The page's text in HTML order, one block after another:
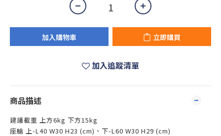
加入購物車 立即購買
加入追蹤清單
商品描述
建議載重 上方6kg 下方15kg
座艙 上-L40 W30 H23 (cm)、下-L60 W30 H29 (cm)